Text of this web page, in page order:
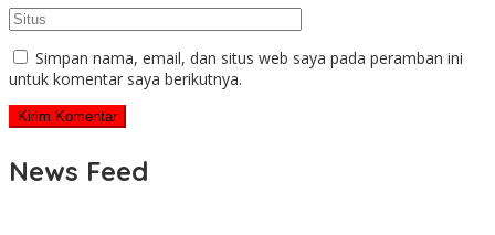
Simpan nama, email, dan situs web saya pada peramban ini
untuk komentar saya berikutnya.
News Feed